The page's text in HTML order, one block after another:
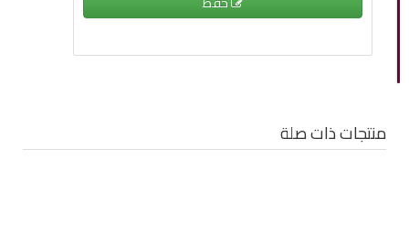
منتجات ذات صلة